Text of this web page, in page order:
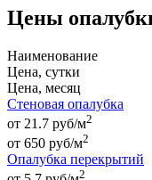
Цены
Наименование
Цена, сутки
Цена, месяц
Стеновая опалубка
от 21.7 руб/м2
от 650 руб/м2
Опалубка перекрытий
2